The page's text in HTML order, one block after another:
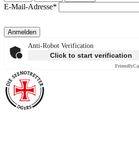
E-Mail-Adresse*
Anmelden
Anti-Robot Verification
Click to start verification
Friendly